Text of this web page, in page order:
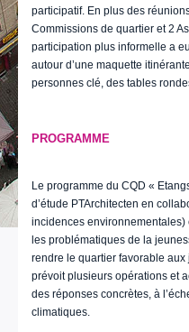
participatif. En plus des
Commissions de quartier et 2
participation plus informelle a
autour d’une maquette
personnes clé, des tables
PROGRAMME
Le programme du CQD «
d’étude PTArchitecten en
incidences environnementales)
les problématiques de la
rendre le quartier favorable
prévoit plusieurs opérations et
des réponses concrètes, à
climatiques.